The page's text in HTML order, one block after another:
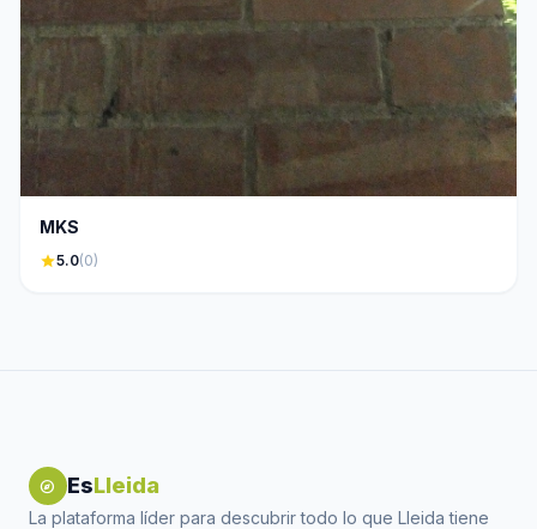
MKS
star5.0(0)
explore EsLleida
La plataforma líder para descubrir todo lo que Lleida tiene